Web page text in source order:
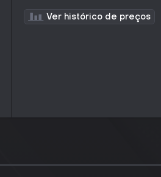
Ver histórico de preços